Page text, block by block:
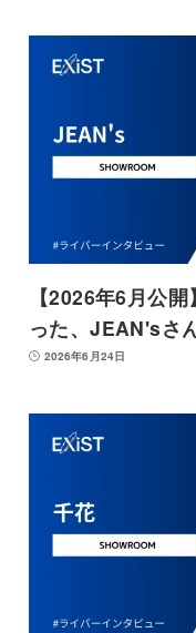
【2026年6月公
った、JEAN'sさ
2026年6月24日